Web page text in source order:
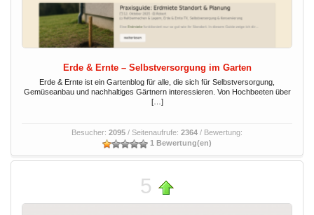
Erde & Ernte – Selbstversorgung im Garten
Erde & Ernte ist ein Gartenblog für alle, die sich für Selbstversorgung,
Gemüseanbau und nachhaltiges Gärtnern interessieren. Von Hochbeeten über
[…]
Besucher: 2095 / Seitenaufrufe: 2364 / Bewertung:
1 Bewertung(en)
5